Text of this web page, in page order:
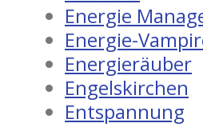
Energie
Energie-
Energieräuber
Engelskirchen
Entspannung